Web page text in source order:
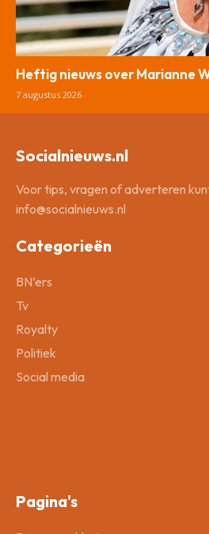
Heftig nieuws over Marianne
7 augustus 2026
Socialnieuws.nl
Voor tips, vragen of adverteren
info@socialnieuws.nl
Categorieën
BN’ers
Tv
Royalty
Politiek
Social media
Pagina's